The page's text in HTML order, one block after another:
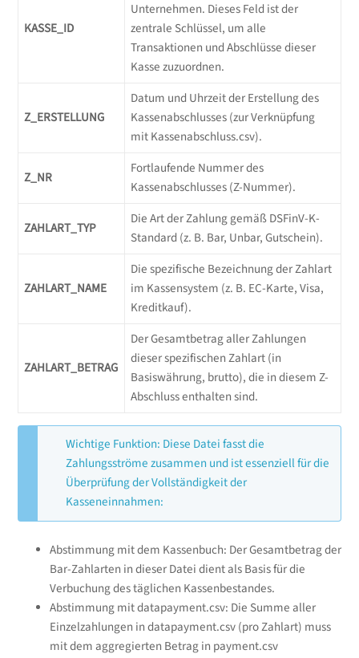
KASSE_ID
Unternehmen. Dieses Feld ist der
zentrale Schlüssel, um alle
Transaktionen und Abschlüsse dieser
Kasse zuzuordnen.
Z_ERSTELLUNG
Datum und Uhrzeit der Erstellung des
Kassenabschlusses (zur Verknüpfung
mit Kassenabschluss.csv).
Z_NR
Fortlaufende Nummer des
Kassenabschlusses (Z-Nummer).
ZAHLART_TYP
Die Art der Zahlung gemäß DSFinV-K-
Standard (z. B. Bar, Unbar, Gutschein).
ZAHLART_NAME
Die spezifische Bezeichnung der Zahlart
im Kassensystem (z. B. EC-Karte, Visa,
Kreditkauf).
ZAHLART_BETRAG
Der Gesamtbetrag aller Zahlungen
dieser spezifischen Zahlart (in
Basiswährung, brutto), die in diesem Z-
Abschluss enthalten sind.
Wichtige Funktion: Diese Datei fasst die
Zahlungsströme zusammen und ist essenziell für die
Überprüfung der Vollständigkeit der
Kasseneinnahmen:
Abstimmung mit dem Kassenbuch: Der Gesamtbetrag der
Bar-Zahlarten in dieser Datei dient als Basis für die
Verbuchung des täglichen Kassenbestandes.
Abstimmung mit datapayment.csv: Die Summe aller
Einzelzahlungen in datapayment.csv (pro Zahlart) muss
mit dem aggregierten Betrag in payment.csv